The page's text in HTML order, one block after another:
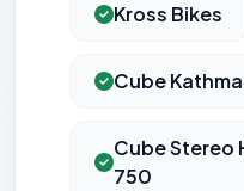
Kross Bikes
Cube
Cube Stereo
750